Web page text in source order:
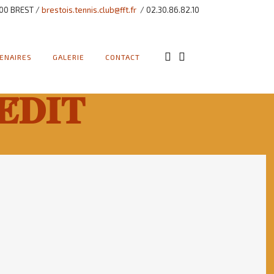
BREST /brestois.tennis.club@fft.fr / 02.30.86.82.10
GALERIE CONTACT